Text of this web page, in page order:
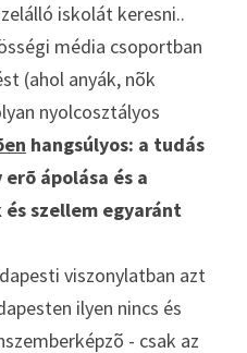
iskolát keresni..
média csoportban
(ahol anyák, nõk
nyolcosztályos
hangsúlyos: a tudás
ápolása és a
szellem egyaránt
viszonylatban azt
ilyen nincs és
- csak az